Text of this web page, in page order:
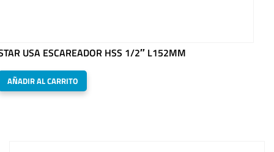
USA ESCAREADOR HSS 1/2″ L152MM
AÑADIR AL CARRITO